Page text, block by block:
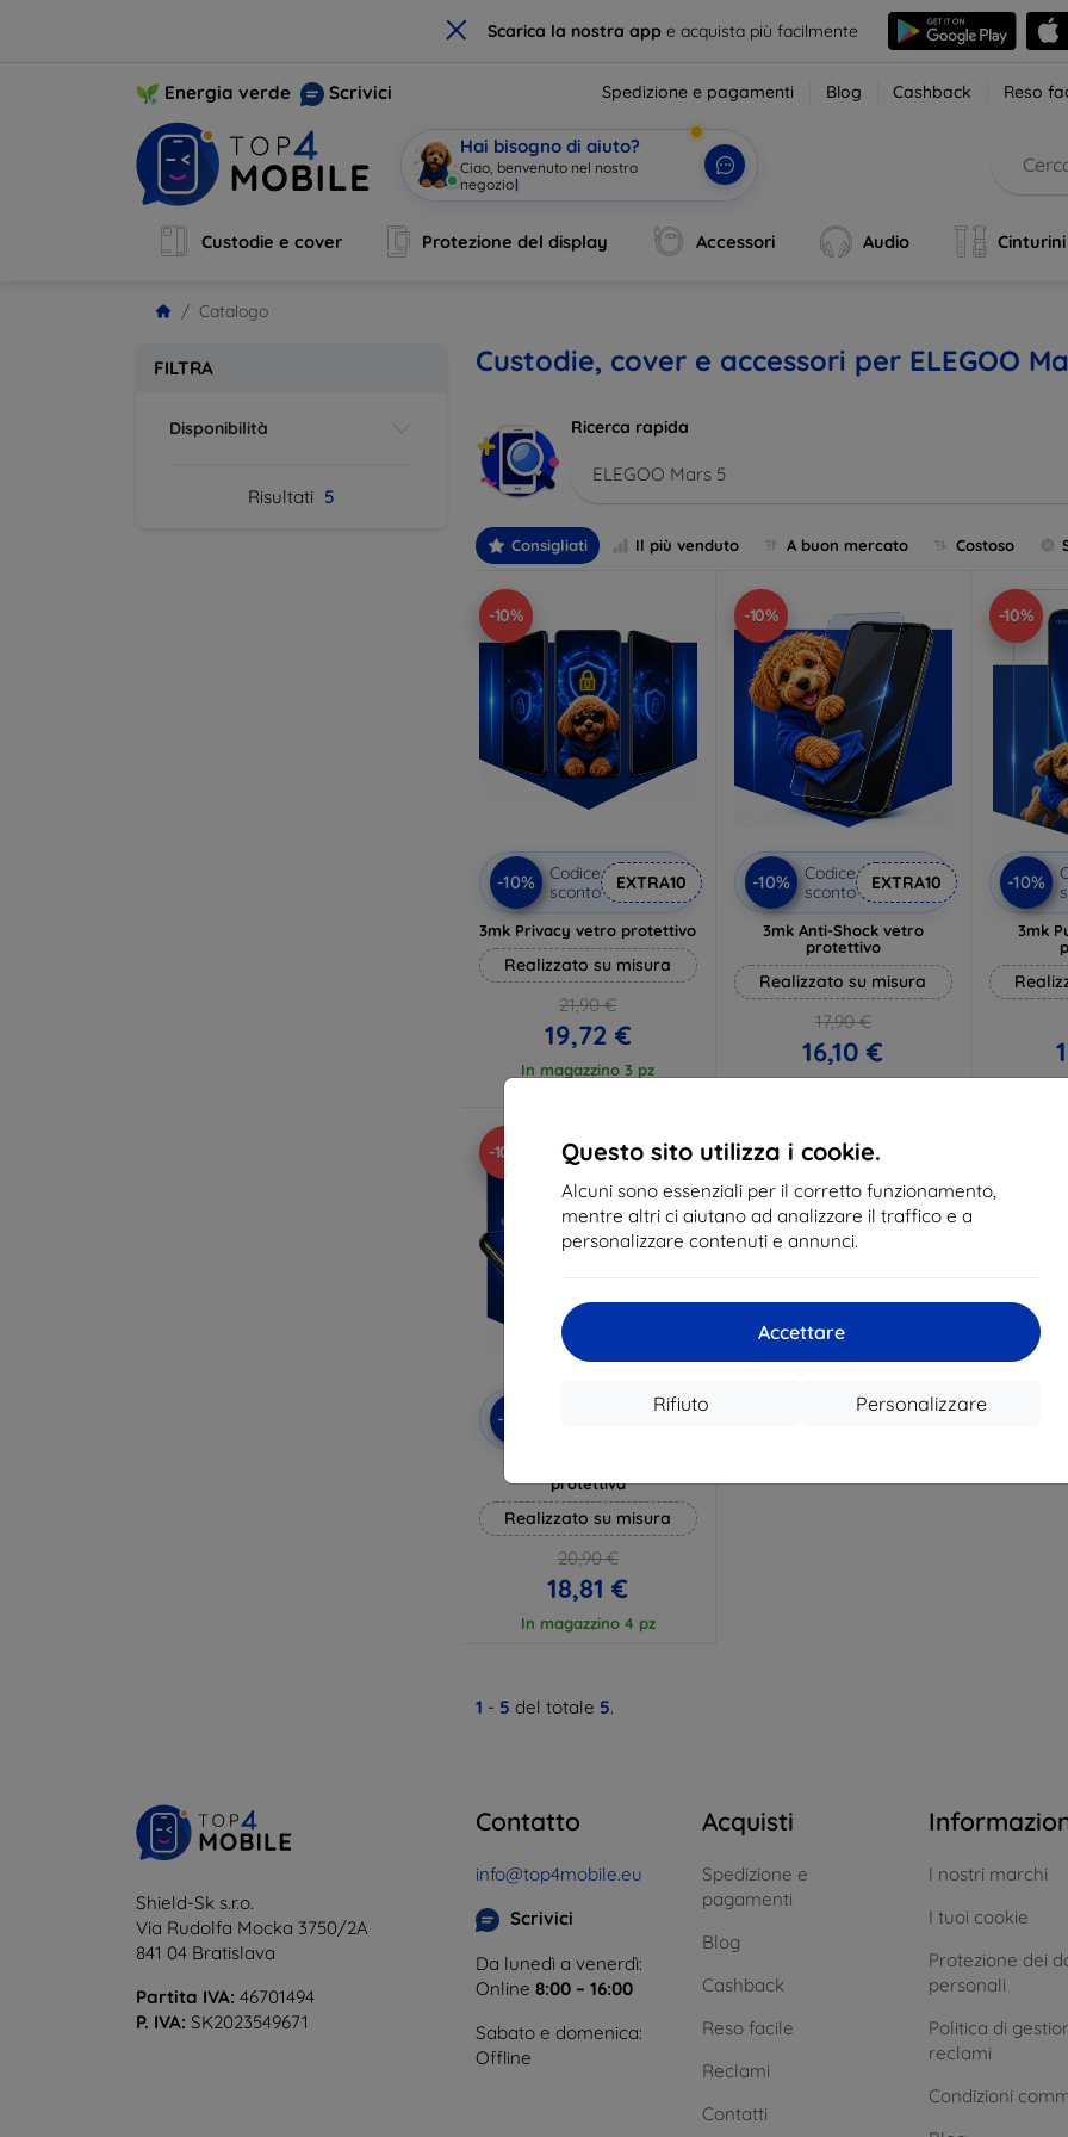
× Scarica la nostra appe acquista più facilmente
Questo sito utilizza i cookie.
Alcuni sono essenziali per il corretto funzionamento,
mentre altri ci aiutano ad analizzare il traffico e a
personalizzare contenuti e annunci.
Accettare
Personalizzare
Rifiuto
Energia verde Scrivici Spedizione e pagamenti Blog Cashback Reso
Hai bisogno di aiuto?
Ciao, benvenuto nel nostro ne
Custodie e cover Protezione del display Accessori Audio Cinturini
Catalogo
FILTRA
Disponibilità
Risultati 5
Custodie, cover e accessori per ELEGOO
Ricerca rapida
ELEGOO Mars 5
Consigliati Il più venduto A buon mercato Costoso
-10%
-10%
Codice
sconto
EXTRA10
3mk Privacy vetro protettivo
Realizzato su misura
21,90 €
19,72 €
In magazzino 3 pz
-10%
-10%
Codice
sconto
EXTRA10
3mk Anti-Shock vetro
protettivo
Realizzato su misura
17,90 €
16,10 €
-10%
-10%
3mk
In
-10%
-10%
3mk Hammer pellicola
protettiva
Realizzato su misura
20,90 €
18,81 €
In magazzino 4 pz
1 - 5 del totale 5.
Shield-Sk s.r.o.
Via Rudolfa Mocka 3750/2A
841 04 Bratislava
Partita IVA: 46701494
P. IVA: SK2023549671
Contatto
info@top4mobile.eu
Scrivici
Da lunedì a venerdì:
Online 8:00 – 16:00
Sabato e domenica:
Offline
Acquisti
Spedizione e
pagamenti
Blog
Cashback
Reso facile
Reclami
Contatti
I nostri marchi
I tuoi cookie
Protezione dei
personali
Politica di
reclami
Condizioni